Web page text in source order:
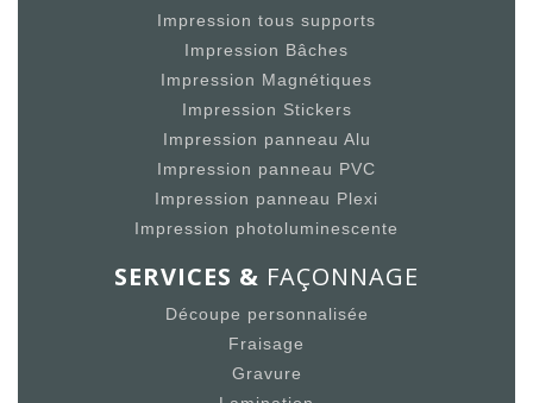
Impression tous supports
Impression Bâches
Impression Magnétiques
Impression Stickers
Impression panneau Alu
Impression panneau PVC
Impression panneau Plexi
Impression photoluminescente
SERVICES & FAÇONNAGE
Découpe personnalisée
Fraisage
Gravure